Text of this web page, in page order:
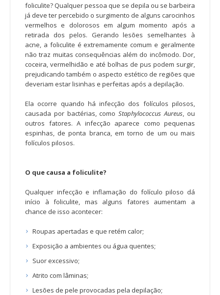
foliculite? Qualquer pessoa que se depila ou se barbeira
já deve ter percebido o surgimento de alguns carocinhos
vermelhos e dolorosos em algum momento após a
retirada dos pelos. Gerando lesões semelhantes à
acne, a foliculite é extremamente comum e geralmente
não traz muitas consequências além do incômodo. Dor,
coceira, vermelhidão e até bolhas de pus podem surgir,
prejudicando também o aspecto estético de regiões que
deveriam estar lisinhas e perfeitas após a depilação.
Ela ocorre quando há infecção dos folículos pilosos,
causada por bactérias, comoStaphylococcus Aureus, ou
outros fatores. A infecção aparece como pequenas
espinhas, de ponta branca, em torno de um ou mais
folículos pilosos.
O que causa a foliculite?
Qualquer infecção e inflamação do folículo piloso dá
início à foliculite, mas alguns fatores aumentam a
chance de isso acontecer:
Roupas apertadas e que retém calor;
Exposição a ambientes ou água quentes;
Suor excessivo;
Atrito com lâminas;
Lesões de pele provocadas pela depilação;